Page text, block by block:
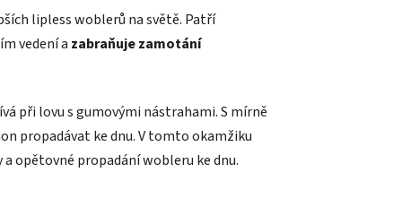
lipless woblerů na světě. Patří
vedení a zabraňuje zamotání
při lovu s gumovými nástrahami. S mírně
propadávat ke dnu. V tomto okamžiku
opětovné propadání wobleru ke dnu.